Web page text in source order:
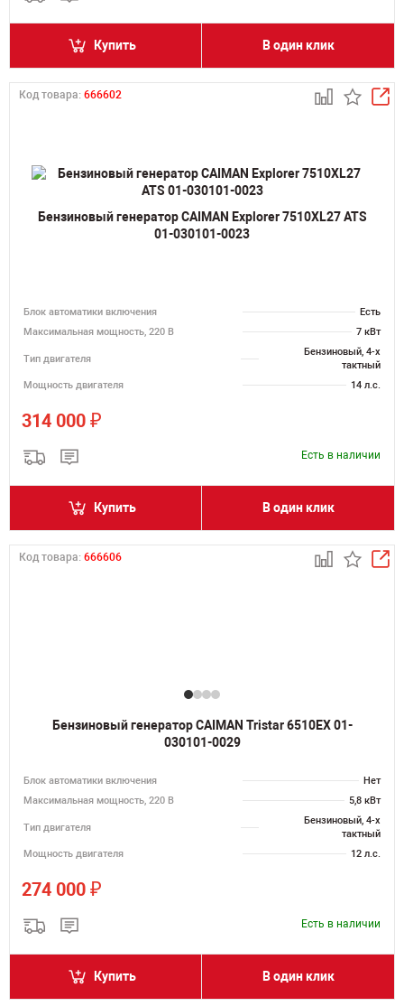
Купить В один клик
Код товара: 666602
Бензиновый генератор CAIMAN Explorer 7510XL27 ATS
01-030101-0023
Блок автоматики включения
Есть
Максимальная мощность, 220 В
7 кВт
Тип двигателя
Бензиновый, 4-х
тактный
Мощность двигателя
14 л.с.
314 000 ₽
Есть в наличии
Купить В один клик
Код товара: 666606
Бензиновый генератор CAIMAN Tristar 6510EX 01-
030101-0029
Блок автоматики включения
Нет
Максимальная мощность, 220 В
5,8 кВт
Тип двигателя
Бензиновый, 4-х
тактный
Мощность двигателя
12 л.с.
274 000 ₽
Есть в наличии
Купить В один клик